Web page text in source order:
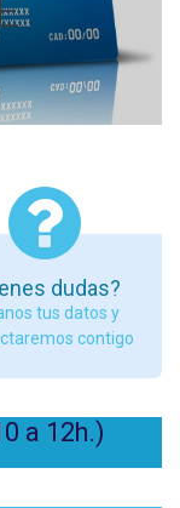
dudas?
tus datos y
contigo
a 12h.)